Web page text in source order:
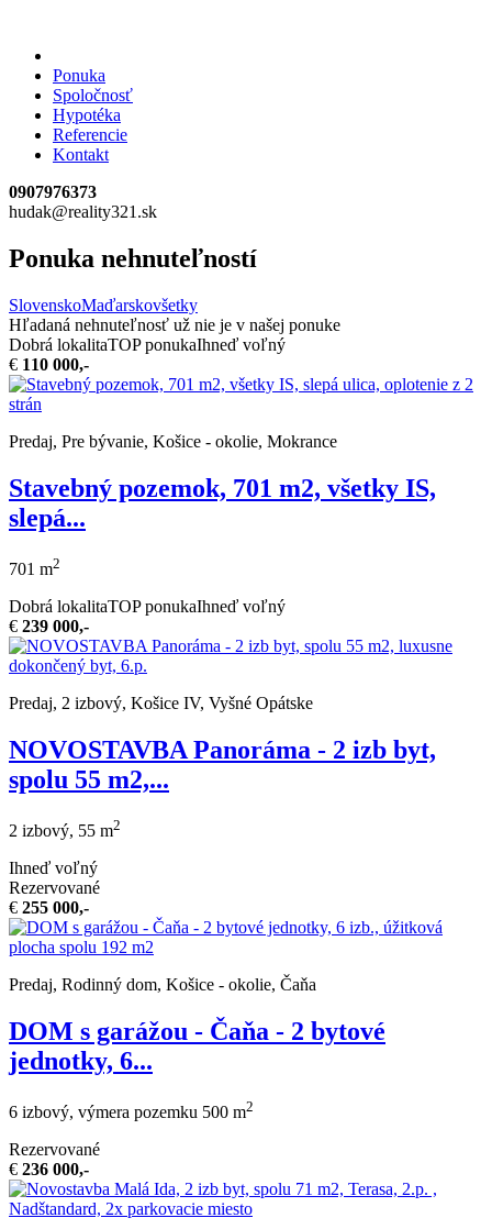
Ponuka
Spoločnosť
Hypotéka
Referencie
Kontakt
0907976373
hudak@reality321.sk
Ponuka nehnuteľností
SlovenskoMaďarskovšetky
Hľadaná nehnuteľnosť už nie je v našej ponuke
Dobrá lokalitaTOP ponukaIhneď voľný
€ 110 000,-
Predaj, Pre bývanie, Košice - okolie, Mokrance
Stavebný pozemok, 701 m2, všetky IS,
slepá...
701 m2
Dobrá lokalitaTOP ponukaIhneď voľný
€ 239 000,-
Predaj, 2 izbový, Košice IV, Vyšné Opátske
NOVOSTAVBA Panoráma - 2 izb byt,
spolu 55 m2,...
2 izbový, 55 m2
Ihneď voľný
Rezervované
€ 255 000,-
Predaj, Rodinný dom, Košice - okolie, Čaňa
DOM s garážou - Čaňa - 2 bytové
jednotky, 6...
6 izbový, výmera pozemku 500 m2
Rezervované
€ 236 000,-